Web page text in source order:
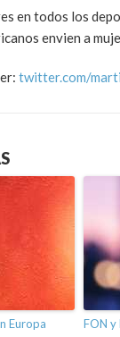
en todos los
envien a
twitter.com/
Europa FON y